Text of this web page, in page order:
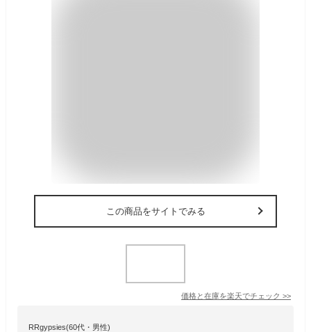
この商品をサイトでみる
価格と在庫を楽天でチェック >>
RRgypsies(60代・男性)